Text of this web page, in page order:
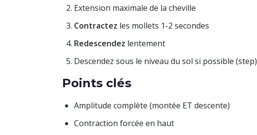
Extension maximale de la cheville
Contractez les mollets 1-2 secondes
Redescendez lentement
Descendez sous le niveau du sol si possible (step)
Points clés
Amplitude complète (montée ET descente)
Contraction forcée en haut